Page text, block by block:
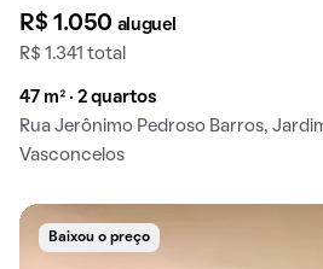
R$ 1.050 aluguel
R$ 1.341 total
47 m² · 2 quartos
Rua Jerônimo Pedroso Barros,
Vasconcelos
Baixou o preço